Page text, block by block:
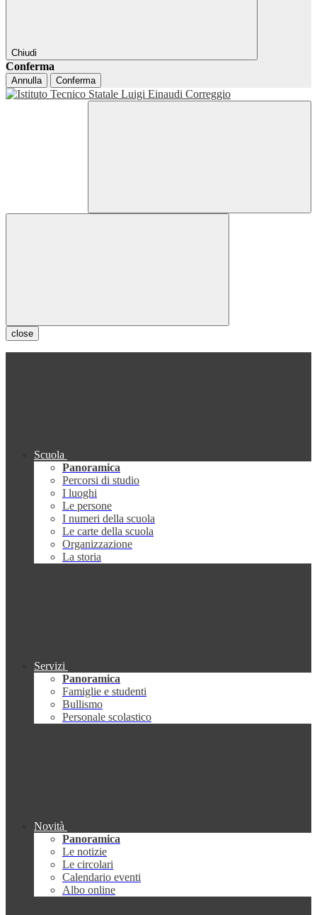
Chiudi
Conferma
Annulla Conferma
close
Scuola
Panoramica
Percorsi di studio
I luoghi
Le persone
I numeri della scuola
Le carte della scuola
Organizzazione
La storia
Servizi
Panoramica
Famiglie e studenti
Bullismo
Personale scolastico
Novità
Panoramica
Le notizie
Le circolari
Calendario eventi
Albo online